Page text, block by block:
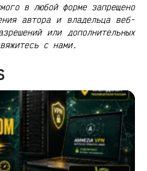
в любой форме запрещено
автора и владельца веб-
или дополнительных
с нами.